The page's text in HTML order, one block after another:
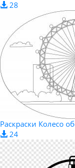
28
Раскраски Колесо
24